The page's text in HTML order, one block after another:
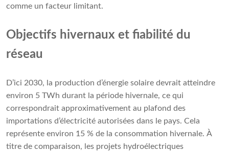
comme un facteur limitant.
Objectifs hivernaux et fiabilité du
réseau
D’ici 2030, la production d’énergie solaire devrait atteindre
environ 5 TWh durant la période hivernale, ce qui
correspondrait approximativement au plafond des
importations d’électricité autorisées dans le pays. Cela
représente environ 15 % de la consommation hivernale. À
titre de comparaison, les projets hydroélectriques